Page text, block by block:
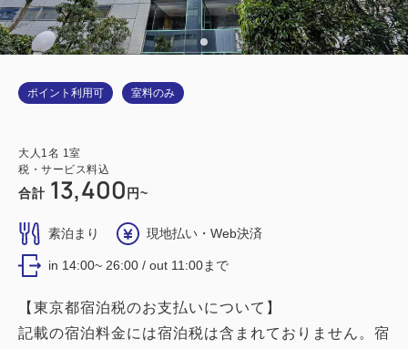
ポイント利用可 室料のみ
大人 1 名 1 室
税・サービス料込
合計 13,400 円~
素泊まり 現地払い・Web決済
in 14:00~ 26:00 / out 11:00まで
【東京都宿泊税のお支払いについて】
記載の宿泊料金には宿泊税は含まれておりません。宿